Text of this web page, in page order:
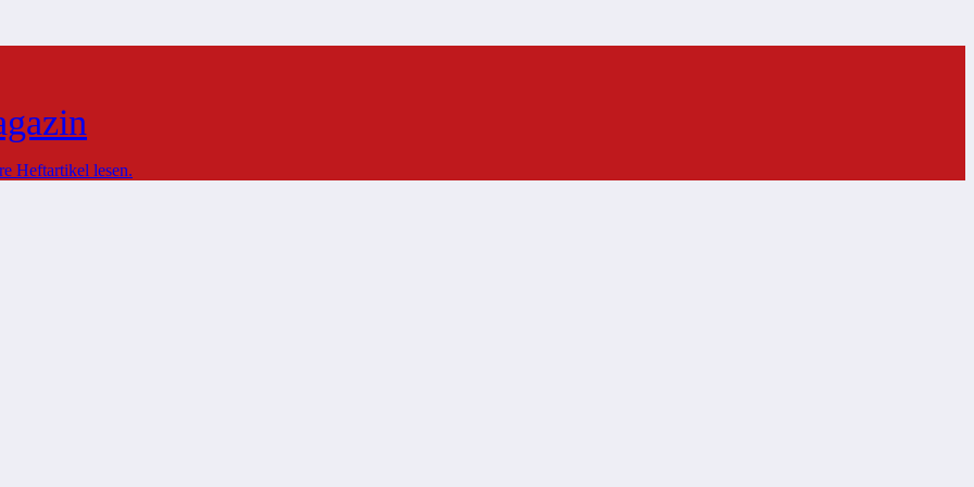
Heftartikel lesen.